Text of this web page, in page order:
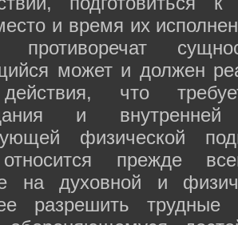
и время их
противоречат
может и должен
что
и
физической
прежде
на духовной и
разрешить